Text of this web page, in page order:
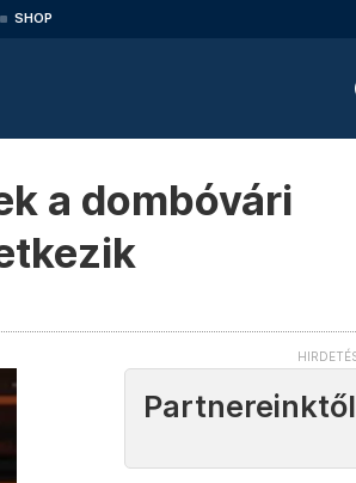
SHOP
a dombóvári
Partnereinktől